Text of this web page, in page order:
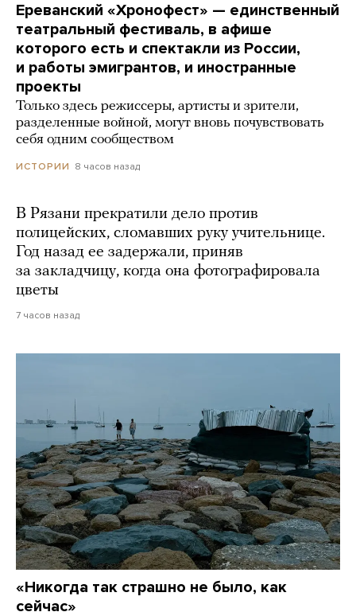
Ереванский «Хронофест» — единственный
театральный фестиваль, в афише
которого есть и спектакли из России,
и работы эмигрантов, и иностранные
проекты
Только здесь режиссеры, артисты и зрители,
разделенные войной, могут вновь почувствовать
себя одним сообществом
ИСТОРИИ 8 часов назад
В Рязани прекратили дело против
полицейских, сломавших руку учительнице.
Год назад ее задержали, приняв
за закладчицу, когда она фотографировала
цветы
7 часов назад
«Никогда так страшно не было, как
сейчас»